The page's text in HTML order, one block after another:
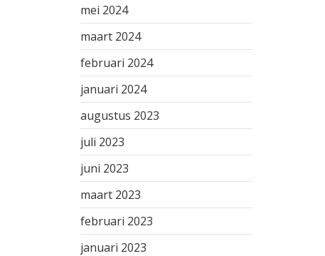
mei 2024
maart 2024
februari 2024
januari 2024
augustus 2023
juli 2023
juni 2023
maart 2023
februari 2023
januari 2023